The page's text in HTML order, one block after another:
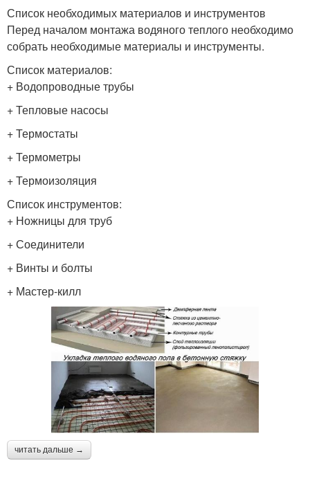
Список необходимых материалов и инструментов
Перед началом монтажа водяного теплого необходимо
собрать необходимые материалы и инструменты.
Список материалов:
+ Водопроводные трубы
+ Тепловые насосы
+ Термостаты
+ Термометры
+ Термоизоляция
Список инструментов:
+ Ножницы для труб
+ Соединители
+ Винты и болты
+ Мастер-килл
читать дальше →